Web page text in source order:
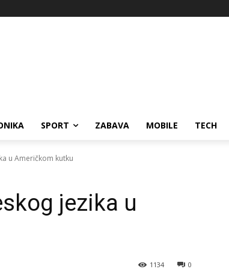
SPORT ZABAVA MOBILE TECH
u Američkom kutku
jezika u
0
1134